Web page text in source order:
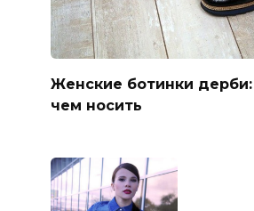
Женские ботинки
чем носить